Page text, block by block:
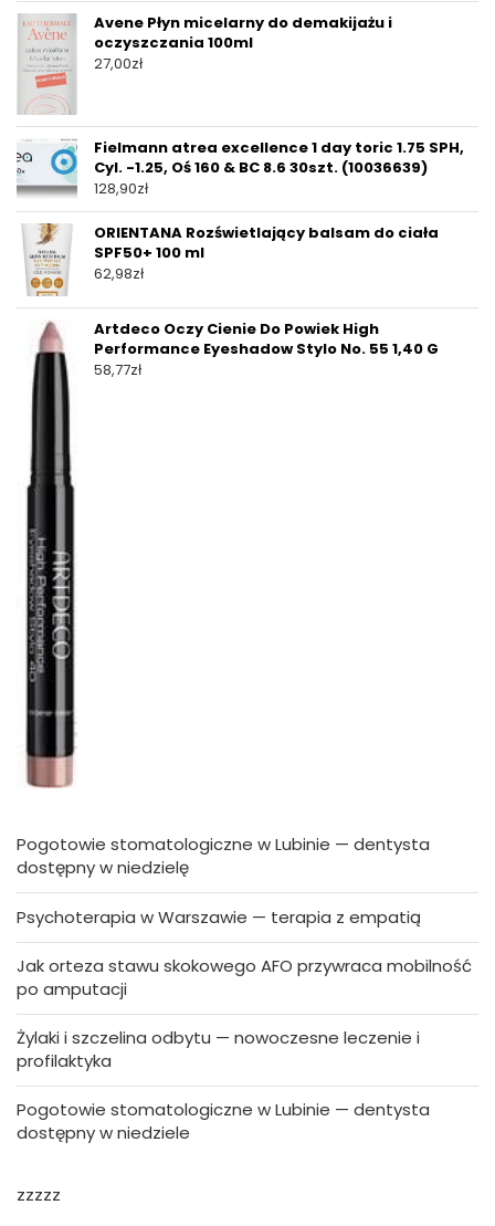
Avene Płyn micelarny do demakijażu i
oczyszczania 100ml
27,00zł
Fielmann atrea excellence 1 day toric 1.75 SPH,
Cyl. -1.25, Oś 160 & BC 8.6 30szt. (10036639)
128,90zł
ORIENTANA Rozświetlający balsam do ciała
SPF50+ 100 ml
62,98zł
Artdeco Oczy Cienie Do Powiek High
Performance Eyeshadow Stylo No. 55 1,40 G
58,77zł
Pogotowie stomatologiczne w Lubinie — dentysta
dostępny w niedzielę
Psychoterapia w Warszawie — terapia z empatią
Jak orteza stawu skokowego AFO przywraca mobilność
po amputacji
Żylaki i szczelina odbytu — nowoczesne leczenie i
profilaktyka
Pogotowie stomatologiczne w Lubinie — dentysta
dostępny w niedziele
zzzzz